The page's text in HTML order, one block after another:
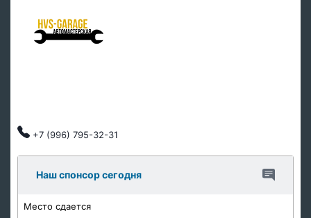
+7 (996) 795-32-31
Наш спонсор сегодня
Место сдается